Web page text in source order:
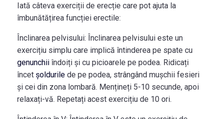
Iată câteva exerciții de erecție care pot ajuta la
îmbunătățirea funcției erectile:
Înclinarea pelvisului: Înclinarea pelvisului este un
exercițiu simplu care implică întinderea pe spate cu
genunchiiîndoiți și cu picioarele pe podea. Ridicați
încet șoldurilede pe podea, strângând mușchii fesieri
și cei din zona lombară. Mențineți 5-10 secunde, apoi
relaxați-vă. Repetați acest exercițiu de 10 ori.